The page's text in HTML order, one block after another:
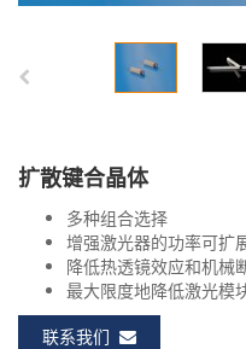
扩散键合晶体
多种组合选择
增强激光器的功率可扩
降低热透镜效应和机械
最大限度地降低激光模
联系我们